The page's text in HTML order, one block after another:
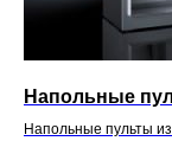
Напольные
Напольные пульты